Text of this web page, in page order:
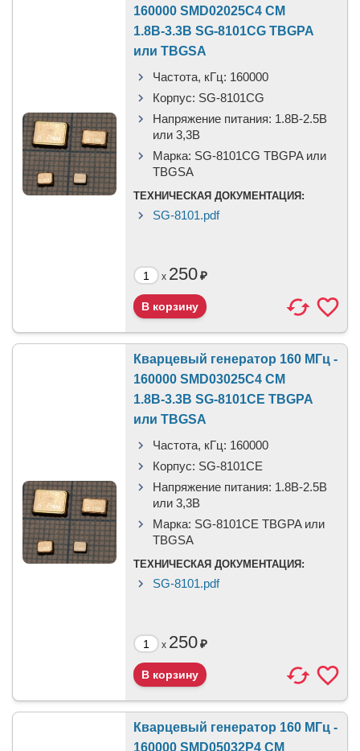
160000 SMD02025C4 CM
1.8В-3.3В SG-8101CG TBGPA
или TBGSA
Частота, кГц: 160000
Корпус: SG-8101CG
Напряжение питания: 1.8В-2.5B
или 3,3B
Марка: SG-8101CG TBGPA или
TBGSA
ТЕХНИЧЕСКАЯ ДОКУМЕНТАЦИЯ:
SG-8101.pdf
x 250₽
Кварцевый генератор 160 МГц -
160000 SMD03025C4 CM
1.8В-3.3В SG-8101CE TBGPA
или TBGSA
Частота, кГц: 160000
Корпус: SG-8101CE
Напряжение питания: 1.8В-2.5B
или 3,3B
Марка: SG-8101CE TBGPA или
TBGSA
ТЕХНИЧЕСКАЯ ДОКУМЕНТАЦИЯ:
SG-8101.pdf
x 250₽
Кварцевый генератор 160 МГц -
160000 SMD05032P4 CM